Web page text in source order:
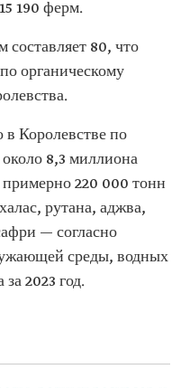
190 ферм.
составляет 80, что
органическому
в Королевстве по
8,3 миллиона
примерно 220 000 тонн
рутана, аджва,
— согласно
среды, водных
за 2023 год.